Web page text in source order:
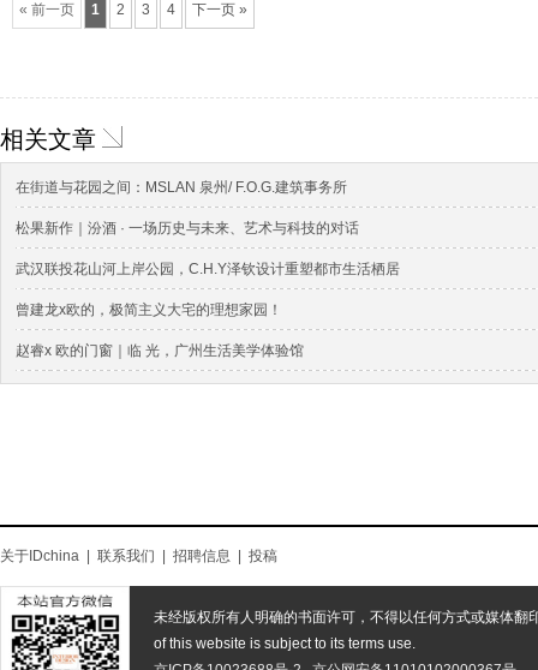
« 前一页 1 2 3 4 下一页 »
相关文章
在街道与花园之间：MSLAN 泉州/ F.O.G.建筑事务所
松果新作｜汾酒 · 一场历史与未来、艺术与科技的对话
武汉联投花山河上岸公园，C.H.Y泽钦设计重塑都市生活栖居
曾建龙x欧的，极简主义大宅的理想家园！
赵睿x 欧的门窗｜临 光，广州生活美学体验馆
关于IDchina 联系我们 招聘信息 投稿
未经版权所有人明确的书面许可，不得以任何方式或媒体翻
of this website is subject to its terms use.